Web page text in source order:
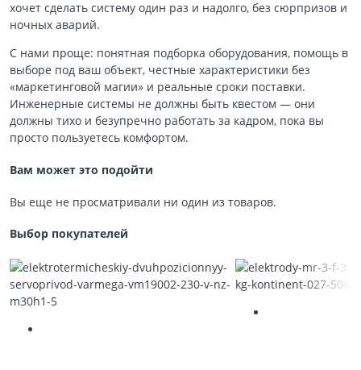
хочет сделать систему один раз и надолго, без сюрпризов и
ночных аварий.
С нами проще: понятная подборка оборудования, помощь в
выборе под ваш объект, честные характеристики без
«маркетинговой магии» и реальные сроки поставки.
Инженерные системы не должны быть квестом — они
должны тихо и безупречно работать за кадром, пока вы
просто пользуетесь комфортом.
Вам может это подойти
Вы еще не просматривали ни один из товаров.
Выбор покупателей